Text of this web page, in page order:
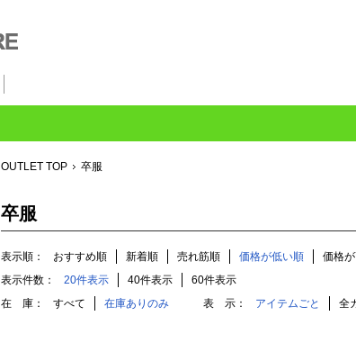
OUTLET TOP 卒服
卒服
表示順： おすすめ順 新着順 売れ筋順 価格が低い順 価格
表示件数：
20件表示 40件表示
60件表示
在 庫：
すべて 在庫ありのみ 表 示： アイテムごと 全